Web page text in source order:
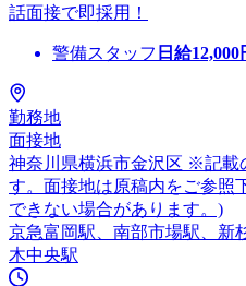
話面接で即採用！
警備スタッフ 日給12,000
勤務地
面接地
神奈川県横浜市金沢区 ※記載
す。面接地は原稿内をご参照
できない場合があります。)
京急富岡駅、南部市場駅、新
木中央駅